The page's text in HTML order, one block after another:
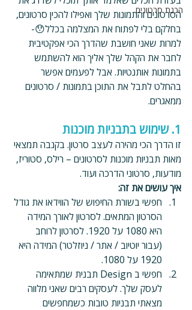
הכנת סרטונים
הסרטונים והתמונות שלך ואפילו להכין סרטונים,
בחלקם בלי לפתוח את המצלמה בכלל😯-
למרות שאני חושבת שהדרך הכי אפקטיבית
לחבר את הקהל שלך אליך הוא להשתמש
בתמונות אותנטיות. אבל לפעמים אפשר
בהחלט לתבל את התוכן בתמונות / סרטונים
ממאגרים.
1. שימוש בתבניות מוכנות
זו הדרך הכי מהירה לעצב סרטון. בקנבה תמצאי
מאות תבניות מוכנות לסרטונים – רילס, סטוריז,
מודעות, סרטוני הדרכה ועוד.
איך עושים את זה:
חפשי בשורת החיפוש של הווידאו את גודל
הסרטון המתאים. לסרטון לאורך המידה
היא 1080 על 1920. לסרטון לרוחב
(עבור יוטיוב / אתר / ניוזלטר) המידה היא
1920 על 1080.
חפשי ב Design תבנית שמתאימה
לעסק שלך. לעסקים רבים שאני מלווה
מצאתי תבניות טובות כשמחפשים